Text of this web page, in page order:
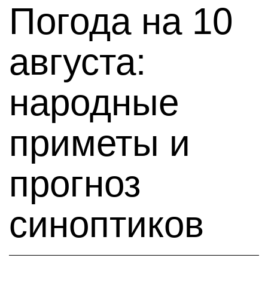
Погода на 10
августа:
народные
приметы и
прогноз
синоптиков